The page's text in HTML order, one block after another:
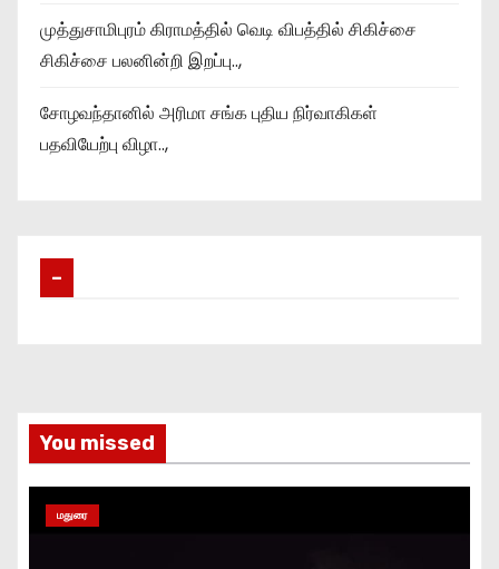
முத்துசாமிபுரம் கிராமத்தில் வெடி விபத்தில் சிகிச்சை
சிகிச்சை பலனின்றி இறப்பு..,
சோழவந்தானில் அரிமா சங்க புதிய நிர்வாகிகள்
பதவியேற்பு விழா..,
–
You missed
மதுரை